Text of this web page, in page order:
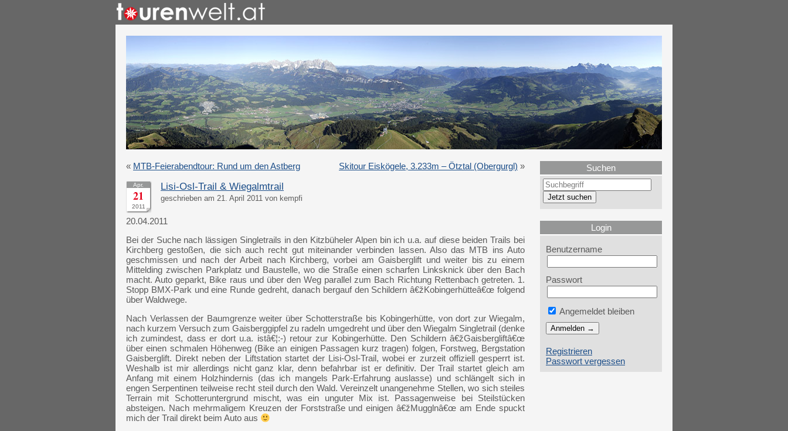
« MTB-Feierabendtour: Rund um den Astberg Skitour Eiskögele, 3.233m – Ötztal (Obergurgl) »
Apr.
21
2011
Lisi-Osl-Trail & Wiegalmtrail
geschrieben am 21. April 2011 von kempfi
20.04.2011
Bei der Suche nach lässigen Singletrails in den Kitzbüheler Alpen bin ich u.a. auf diese beiden Trails bei
Kirchberg gestoßen, die sich auch recht gut miteinander verbinden lassen. Also das MTB ins Auto
geschmissen und nach der Arbeit nach Kirchberg, vorbei am Gaisberglift und weiter bis zu einem
Mittelding zwischen Parkplatz und Baustelle, wo die Straße einen scharfen Linksknick über den Bach
macht. Auto geparkt, Bike raus und über den Weg parallel zum Bach Richtung Rettenbach getreten. 1.
Stopp BMX-Park und eine Runde gedreht, danach bergauf den Schildern â€žKobingerhütteâ€œ folgend
über Waldwege.
Nach Verlassen der Baumgrenze weiter über Schotterstraße bis Kobingerhütte, von dort zur Wiegalm,
nach kurzem Versuch zum Gaisberggipfel zu radeln umgedreht und über den Wiegalm Singletrail (denke
ich zumindest, dass er dort u.a. istâ€¦:-) retour zur Kobingerhütte. Den Schildern â€žGaisbergliftâ€œ
über einen schmalen Höhenweg (Bike an einigen Passagen kurz tragen) folgen, Forstweg, Bergstation
Gaisberglift. Direkt neben der Liftstation startet der Lisi-Osl-Trail, wobei er zurzeit offiziell gesperrt ist.
Weshalb ist mir allerdings nicht ganz klar, denn befahrbar ist er definitiv. Der Trail startet gleich am
Anfang mit einem Holzhindernis (das ich mangels Park-Erfahrung auslasse) und schlängelt sich in
engen Serpentinen teilweise recht steil durch den Wald. Vereinzelt unangenehme Stellen, wo sich steiles
Terrain mit Schotteruntergrund mischt, was ein unguter Mix ist. Passagenweise bei Steilstücken
absteigen. Nach mehrmaligem Kreuzen der Forststraße und einigen â€žMugglnâ€œ am Ende spuckt
mich der Trail direkt beim Auto aus
Suchen
Login
Benutzername
Passwort
Angemeldet bleiben
Registrieren
Passwort vergessen